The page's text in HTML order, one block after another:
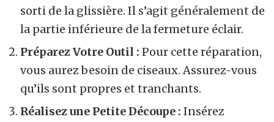
sorti de la glissière. Il s’agit généralement de
la partie inférieure de la fermeture éclair.
Préparez Votre Outil : Pour cette réparation,
vous aurez besoin de ciseaux. Assurez-vous
qu’ils sont propres et tranchants.
Réalisez une Petite Découpe : Insérez